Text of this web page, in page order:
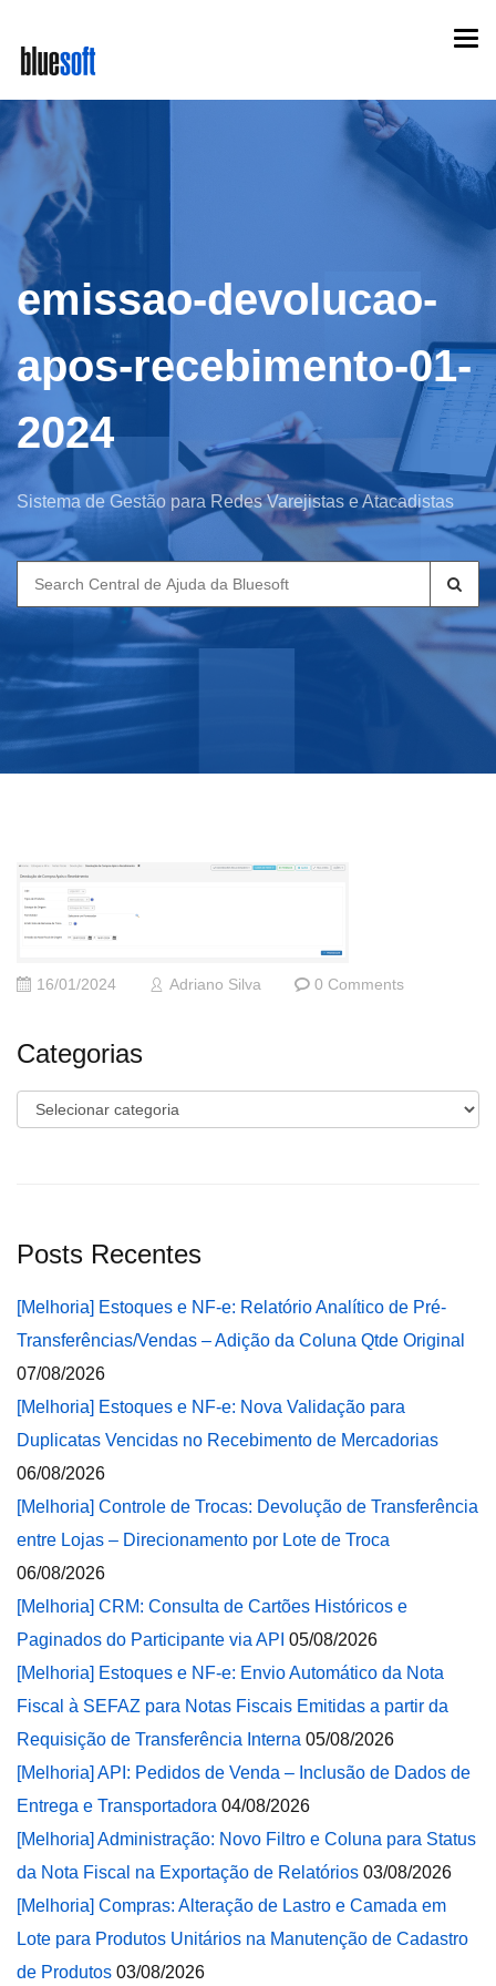
main
content
emissao-devolucao-
apos-recebimento-01-
2024
Sistema de Gestão para Redes Varejistas e Atacadistas
Search
for:
16/01/2024 Adriano Silva 0 Comments
Categorias
Categorias
Posts Recentes
[Melhoria] Estoques e NF-e: Relatório Analítico de Pré-
Transferências/Vendas – Adição da Coluna Qtde Original
07/08/2026
[Melhoria] Estoques e NF-e: Nova Validação para
Duplicatas Vencidas no Recebimento de Mercadorias
06/08/2026
[Melhoria] Controle de Trocas: Devolução de Transferência
entre Lojas – Direcionamento por Lote de Troca
06/08/2026
[Melhoria] CRM: Consulta de Cartões Históricos e
Paginados do Participante via API 05/08/2026
[Melhoria] Estoques e NF-e: Envio Automático da Nota
Fiscal à SEFAZ para Notas Fiscais Emitidas a partir da
Requisição de Transferência Interna 05/08/2026
[Melhoria] API: Pedidos de Venda – Inclusão de Dados de
Entrega e Transportadora 04/08/2026
[Melhoria] Administração: Novo Filtro e Coluna para Status
da Nota Fiscal na Exportação de Relatórios 03/08/2026
[Melhoria] Compras: Alteração de Lastro e Camada em
Lote para Produtos Unitários na Manutenção de Cadastro
de Produtos 03/08/2026